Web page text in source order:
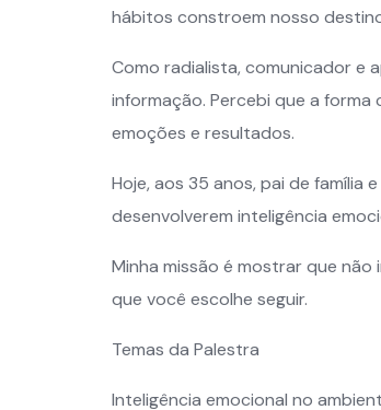
hábitos constroem nosso
Como radialista, comunicador e
informação. Percebi que a
emoções e resultados.
Hoje, aos 35 anos, pai de família
desenvolverem inteligência
Minha missão é mostrar que
que você escolhe seguir.
Temas da Palestra
Inteligência emocional no